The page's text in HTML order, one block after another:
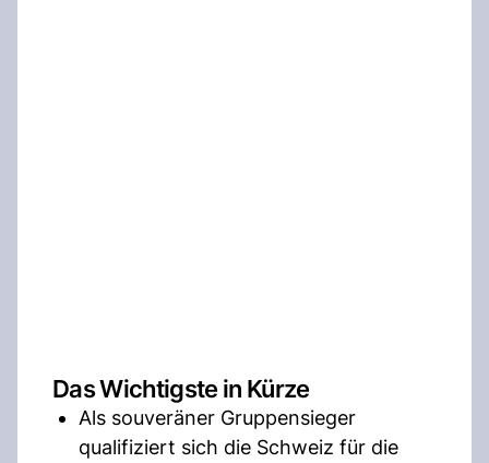
Das Wichtigste in Kürze
Als souveräner Gruppensieger
qualifiziert sich die Schweiz für die